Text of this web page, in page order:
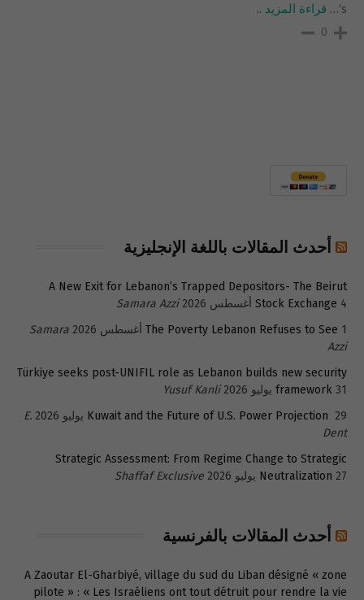
‘s
… قراءة المزيد ..
0
أحدث المقالات باللغة الإنجليزية
A New Exit for Lebanon’s Trapped Depositors- The Beirut
Stock Exchange 4 أغسطس 2026
Samara Azzi
The Poverty Lebanon Refuses to See 1 أغسطس 2026
Samara
Azzi
Türkiye seeks post-UNIFIL role as Lebanon builds new security
framework 31 يوليو 2026
Yusuf Kanli
Kuwait and the Future of U.S. Power Projection 29 يوليو 2026
E.
Dent
Strategic Assessment: From Regime Change to Strategic
Neutralization 27 يوليو 2026 Shaffaf Exclusive
أحدث المقالات بالفرنسية
A Zaoutar El-Gharbiyé, village du sud du Liban désigné « zone
pilote » : « Les Israéliens ont tout détruit pour rendre la vie